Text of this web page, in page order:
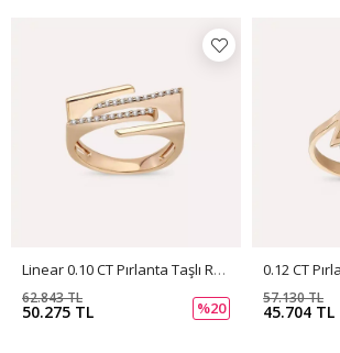
Linear 0.10 CT Pırlanta Taşlı Rose Altın Yüzük
50.275 TL
62.843 TL
%20 45.704 TL
57.130 TL